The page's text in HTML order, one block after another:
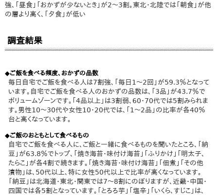
強、「昼食」「おかずが少ないとき」が2～3割。東北・北陸では「朝食」が他
の層より高く、「夕食」が低い
調査結果
◆ご飯を食べる頻度、おかずの品数
毎日自宅でご飯を食べる人は7割強、「毎日1～2回」が59.3％となって
います。自宅でご飯を食べる人のおかずの品数は、「3品」が43.7％で
ボリュームゾーンです。「4品以上」は3割弱、60・70代では5割みられま
す。男性10～30代や女性10・20代では、「1～2品」の比率が各40％
台と高くなっています。
◆ご飯のおともとして食べるもの
自宅でご飯を食べる人に、ご飯と一緒に食べるものを聞いたところ、「納
豆」が63.8％でトップ、「焼き海苔・味付け海苔」「ふりかけ」「明太子、
たらこ」が各4割で続きます。「焼き海苔・味付け海苔」「佃煮」「その他
漬物」は、50代以上、特に女性50代以上で比率が高くなっています。
「納豆」は北海道・東北・関東では7～8割にのぼりますが、近畿・中国・
四国では各5割となっています。「とろろ芋」「塩辛」「いくら、すじこ」は、